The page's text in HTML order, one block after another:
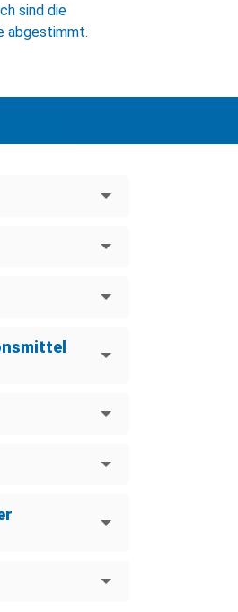
sind die
abgestimmt.